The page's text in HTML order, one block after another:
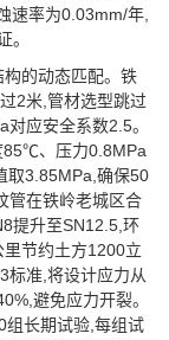
速率为0.03mm/年,
。
的动态匹配。铁
2米,管材选型跳过
应安全系数2.5。
85℃、压力0.8MPa
取3.85MPa,确保50
管在铁岭老城区合
提升至SN12.5,环
节约土方1200立
标准,将设计应力从
避免应力开裂。
组长期试验,每组试